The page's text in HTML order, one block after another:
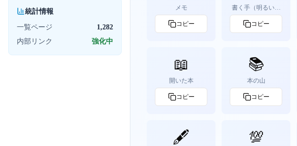
統計情報
一覧ページ
1,282
内部リンク
強化中
メモ
コピー
書く手（明るい肌
色）
コピー
📖
開いた本
コピー
📚
本の山
コピー
🖋️ 💯